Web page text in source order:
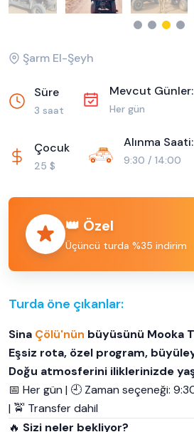
Şarm El-Şeyh
Süre
3 saat
Mevcut Günler:
Her gün
Çocuk
25 $
Alınma Saati:
9:30 / 14:00
👑 Özel
Üçüncü turda %35 indirim
Turda öne çıkanlar:
Sina Çölü'nün büyüsünü Mooka
Eşsiz rota, özel program,
Doğu atmosferini iliklerinizde
📅 Her gün | 🕘 Zaman seçeneği:
| 🚖 Transfer dahil
🔥 Sizi neler bekliyor?